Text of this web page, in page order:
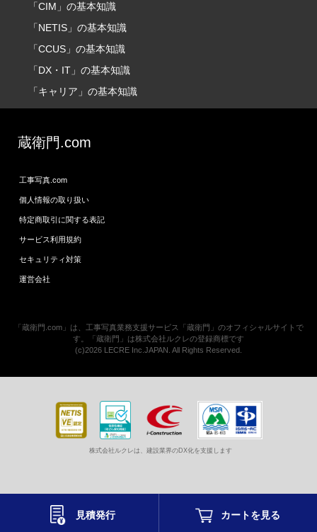
見積発行 カートを見る
「CIM」の基本知識
「NETIS」の基本知識
「CCUS」の基本知識
「DX・IT」の基本知識
「キャリア」の基本知識
蔵衛門.com
工事写真.com
個人情報の取り扱い
特定商取引に関する表記
サービス利用規約
セキュリティ対策
運営会社
「蔵衛門.com」は、工事写真業務支援サービス「蔵衛門」のオフィシャルサイトで
す。「蔵衛門」は株式会社ルクレの登録商標です
(c)2026 LECRE Inc.JAPAN. All Rights Reserved.
株式会社ルクレは、建設業界のDX化を支援します